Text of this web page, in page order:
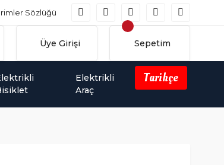
Sözlüğü
Üye Girişi Sepetim
Elektrikli
Araç
Tarihçe